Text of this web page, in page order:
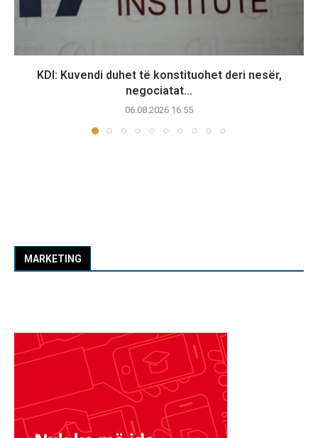
KDI: Kuvendi duhet të konstituohet deri nesër,
negociatat...
06.08.2026 16:55
MARKETING